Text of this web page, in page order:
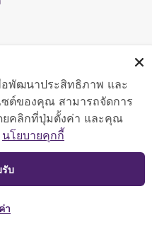
งบริหารการคลัง
อ 1024x768 pixel
เว็บไซต์
TOP
อพัฒนาประสิทธิภาพ และ
ต์ของคุณ สามารถจัดการ
ยคลิกที่ปุ่มตั้งค่า และคุณ
นโยบายคุกกี้
รับ
า